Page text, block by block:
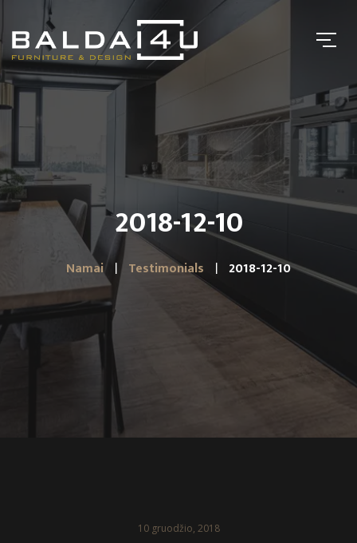
2018-12-10
Namai Testimonials 2018-12-10
10 gruodžio, 2018